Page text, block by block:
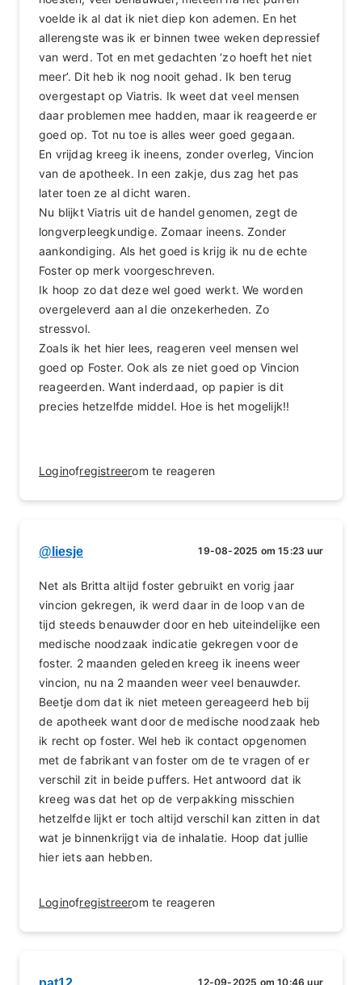
voelde ik al dat ik niet diep kon ademen. En het
allerengste was ik er binnen twee weken depressief
van werd. Tot en met gedachten ‘zo hoeft het niet
meer’. Dit heb ik nog nooit gehad. Ik ben terug
overgestapt op Viatris. Ik weet dat veel mensen
daar problemen mee hadden, maar ik reageerde er
goed op. Tot nu toe is alles weer goed gegaan.
En vrijdag kreeg ik ineens, zonder overleg, Vincion
van de apotheek. In een zakje, dus zag het pas
later toen ze al dicht waren.
Nu blijkt Viatris uit de handel genomen, zegt de
longverpleegkundige. Zomaar ineens. Zonder
aankondiging. Als het goed is krijg ik nu de echte
Foster op merk voorgeschreven.
Ik hoop zo dat deze wel goed werkt. We worden
overgeleverd aan al die onzekerheden. Zo
stressvol.
Zoals ik het hier lees, reageren veel mensen wel
goed op Foster. Ook als ze niet goed op Vincion
reageerden. Want inderdaad, op papier is dit
precies hetzelfde middel. Hoe is het mogelijk!!
Loginofregistreerom te reageren
@liesje 19-08-2025 om 15:23 uur
Net als Britta altijd foster gebruikt en vorig jaar
vincion gekregen, ik werd daar in de loop van de
tijd steeds benauwder door en heb uiteindelijke een
medische noodzaak indicatie gekregen voor de
foster. 2 maanden geleden kreeg ik ineens weer
vincion, nu na 2 maanden weer veel benauwder.
Beetje dom dat ik niet meteen gereageerd heb bij
de apotheek want door de medische noodzaak heb
ik recht op foster. Wel heb ik contact opgenomen
met de fabrikant van foster om de te vragen of er
verschil zit in beide puffers. Het antwoord dat ik
kreeg was dat het op de verpakking misschien
hetzelfde lijkt er toch altijd verschil kan zitten in dat
wat je binnenkrijgt via de inhalatie. Hoop dat jullie
hier iets aan hebben.
Loginofregistreerom te reageren
12-09-2025 om 10:46 uur